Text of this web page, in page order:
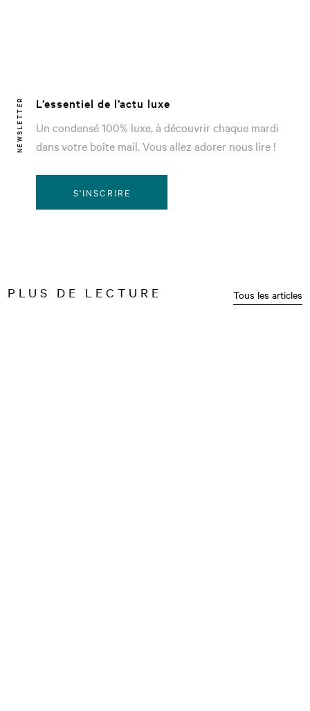
NEWSLETTER
L’essentiel de l’actu luxe
Un condensé 100% luxe, à découvrir chaque mardi
dans votre boîte mail. Vous allez adorer nous lire !
S'INSCRIRE
PLUS DE LECTURE Tous les articles